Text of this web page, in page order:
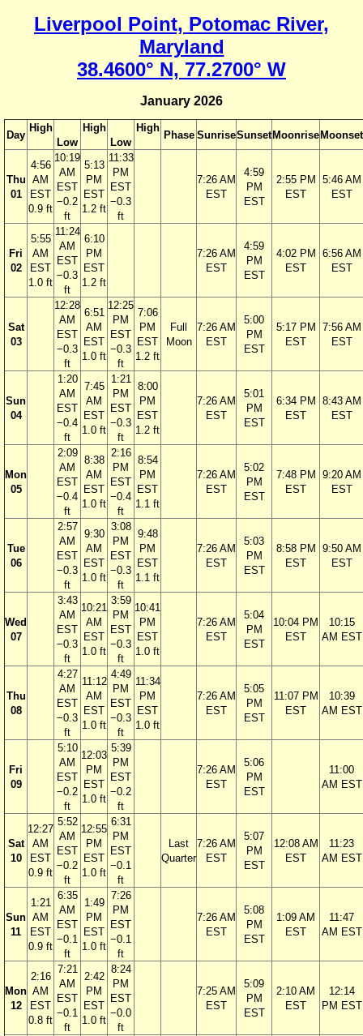
Liverpool Point, Potomac River,
Maryland
38.4600° N, 77.2700° W
January 2026
Day
High
Low
High
Low
High
Phase SunriseSunset Moonrise Moonset
Thu
01
4:56
AM
EST
0.9 ft
10:19
AM
EST
−0.2
ft
5:13
PM
EST
1.2 ft
11:33
PM
EST
−0.3
ft
7:26 AM
EST
4:59
PM
EST
2:55 PM
EST
5:46 AM
EST
Fri
02
5:55
AM
EST
1.0 ft
11:24
AM
EST
−0.3
ft
6:10
PM
EST
1.2 ft
7:26 AM
EST
4:59
PM
EST
4:02 PM
EST
6:56 AM
EST
Sat
03
12:28
AM
EST
−0.3
ft
6:51
AM
EST
1.0 ft
12:25
PM
EST
−0.3
ft
7:06
PM
EST
1.2 ft
Full
Moon
7:26 AM
EST
5:00
PM
EST
5:17 PM
EST
7:56 AM
EST
Sun
04
1:20
AM
EST
−0.4
ft
7:45
AM
EST
1.0 ft
1:21
PM
EST
−0.3
ft
8:00
PM
EST
1.2 ft
7:26 AM
EST
5:01
PM
EST
6:34 PM
EST
8:43 AM
EST
Mon
05
2:09
AM
EST
−0.4
ft
8:38
AM
EST
1.0 ft
2:16
PM
EST
−0.4
ft
8:54
PM
EST
1.1 ft
7:26 AM
EST
5:02
PM
EST
7:48 PM
EST
9:20 AM
EST
Tue
06
2:57
AM
EST
−0.3
ft
9:30
AM
EST
1.0 ft
3:08
PM
EST
−0.3
ft
9:48
PM
EST
1.1 ft
7:26 AM
EST
5:03
PM
EST
8:58 PM
EST
9:50 AM
EST
Wed
07
3:43
AM
EST
−0.3
ft
10:21
AM
EST
1.0 ft
3:59
PM
EST
−0.3
ft
10:41
PM
EST
1.0 ft
7:26 AM
EST
5:04
PM
EST
10:04 PM
EST
10:15
AM EST
Thu
08
4:27
AM
EST
−0.3
ft
11:12
AM
EST
1.0 ft
4:49
PM
EST
−0.3
ft
11:34
PM
EST
1.0 ft
7:26 AM
EST
5:05
PM
EST
11:07 PM
EST
10:39
AM EST
Fri
09
5:10
AM
EST
−0.2
ft
12:03
PM
EST
1.0 ft
5:39
PM
EST
−0.2
ft
7:26 AM
EST
5:06
PM
EST
11:00
AM EST
Sat
10
12:27
AM
EST
0.9 ft
5:52
AM
EST
−0.2
ft
12:55
PM
EST
1.0 ft
6:31
PM
EST
−0.1
ft
Last
Quarter
7:26 AM
EST
5:07
PM
EST
12:08 AM
EST
11:23
AM EST
Sun
11
1:21
AM
EST
0.9 ft
6:35
AM
EST
−0.1
ft
1:49
PM
EST
1.0 ft
7:26
PM
EST
−0.1
ft
7:26 AM
EST
5:08
PM
EST
1:09 AM
EST
11:47
AM EST
Mon
12
2:16
AM
EST
0.8 ft
7:21
AM
EST
−0.1
ft
2:42
PM
EST
1.0 ft
8:24
PM
EST
−0.0
ft
7:25 AM
EST
5:09
PM
EST
2:10 AM
EST
12:14
PM EST